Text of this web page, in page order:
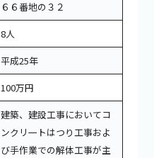
６６番地の３２
8人
平成25年
100万円
建築、建設工事においてコ
ンクリ一トはつり工事およ
び手作業での解体工事が主